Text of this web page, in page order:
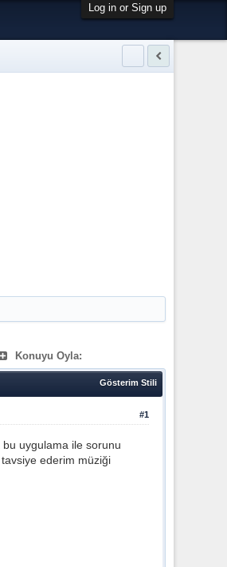
Log in or Sign up
Konuyu Oyla:
Gösterim Stili
#1
uygulama ile sorunu
ederim müziği